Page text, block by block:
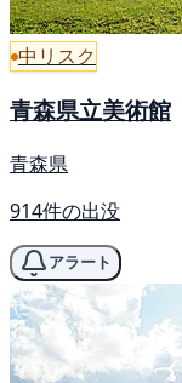
中リスク
青森県立美術館
青森県
914件の出没
アラート